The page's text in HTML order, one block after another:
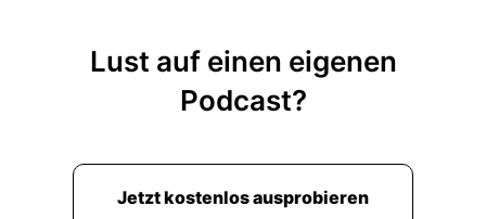
Lust auf einen eigenen
Podcast?
Jetzt kostenlos ausprobieren